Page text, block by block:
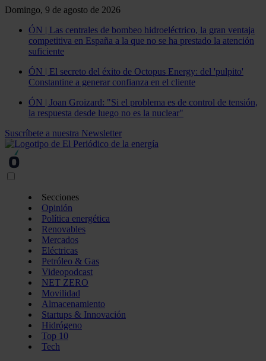
Domingo, 9 de agosto de 2026
ÓN | Las centrales de bombeo hidroeléctrico, la gran ventaja
competitiva en España a la que no se ha prestado la atención
suficiente
ÓN | El secreto del éxito de Octopus Energy: del 'pulpito'
Constantine a generar confianza en el cliente
ÓN | Joan Groizard: "Si el problema es de control de tensión,
la respuesta desde luego no es la nuclear"
Suscríbete a nuestra Newsletter
Secciones
Opinión
Política energética
Renovables
Mercados
Eléctricas
Petróleo & Gas
Videopodcast
NET ZERO
Movilidad
Almacenamiento
Startups & Innovación
Hidrógeno
Top 10
Tech